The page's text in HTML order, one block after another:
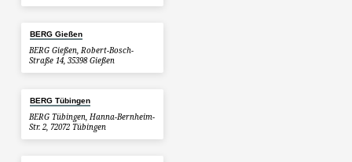
BERG Gießen
BERG Gießen, Robert-Bosch-
Straße 14, 35398 Gießen
BERG Tübingen
BERG Tübingen, Hanna-Bernheim-
Str. 2, 72072 Tübingen